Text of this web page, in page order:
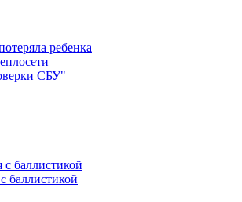
ребенка
СБУ"
баллистикой